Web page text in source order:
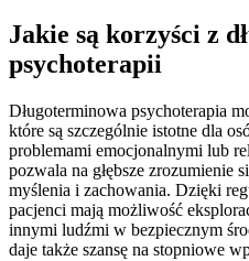
Jakie są korzyści z
psychoterapii
Długoterminowa psychoterapia
które są szczególnie istotne dla
problemami emocjonalnymi lub
pozwala na głębsze zrozumienie
myślenia i zachowania. Dzięki
pacjenci mają możliwość
innymi ludźmi w bezpiecznym
daje także szansę na stopniowe